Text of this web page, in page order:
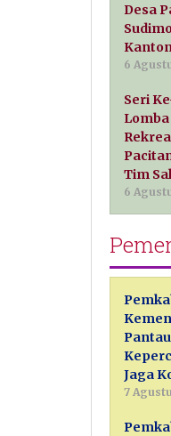
Desa
6
Seri
Tim
6
Jaga
7